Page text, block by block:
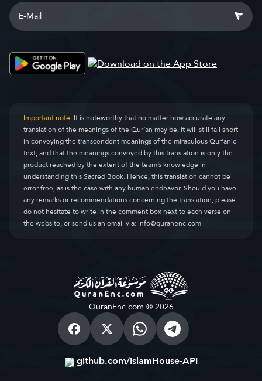
Important note:It is noteworthy that no matter how accurate any
translation of the meanings of the Qur’an may be, it will still fall short
in conveying the transcendent meanings of the miraculous Qur’anic
text, and that the meanings conveyed by this translation is only the
product reached by the extent of the team’s knowledge in
understanding this Sacred Book. Hence, this translation cannot be
error-free, as is the case with any human endeavor. Should you have
any remarks or recommendations concerning the translation, please
do not hesitate to write in the comment box next to each verse on
the website, or send us an email via:info@quranenc.com
QuranEnc.com © 2026
github.com/IslamHouse-API